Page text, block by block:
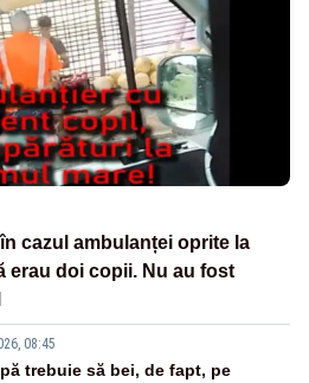
cazul ambulanței oprite la
erau doi copii. Nu au fost
08:45
trebuie să bei, de fapt, pe